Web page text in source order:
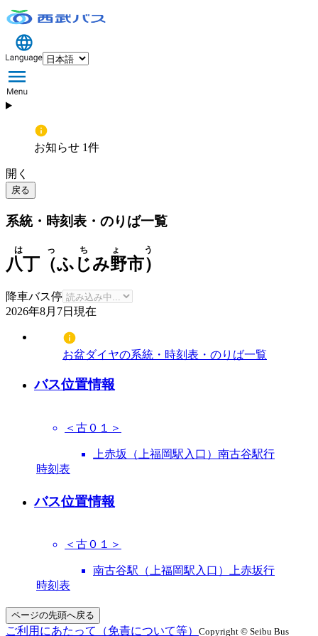
お知らせ 1件
開く
戻る
系統・時刻表・のりば一覧
八丁（ふじみ野市）
はっちょう
降車バス停
2026年8月7日 現在
お盆ダイヤの系統・時刻表・のりば一覧
バス位置情報
＜古０１＞
上赤坂（上福岡駅入口）南古谷駅行
時刻表
バス位置情報
＜古０１＞
南古谷駅（上福岡駅入口）上赤坂行
時刻表
ページの先頭へ戻る
ご利用にあたって（免責について等） Copyright © Seibu Bus